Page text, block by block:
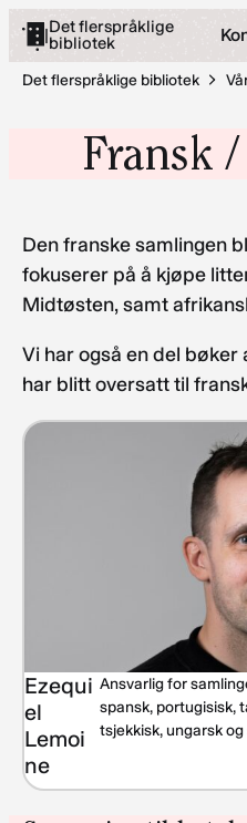
Hopp
innhold
|Det flerspråklige
bibliotek
Det flerspråklige bibliotek
Fransk
Den franske samlingen
fokuserer på å kjøpe
Midtøsten, samt
Vi har også en del
har blitt oversatt til
Ezequi
el
Lemoi
ne
Ansvarlig for
spansk, portugisisk,
tsjekkisk, ungarsk og